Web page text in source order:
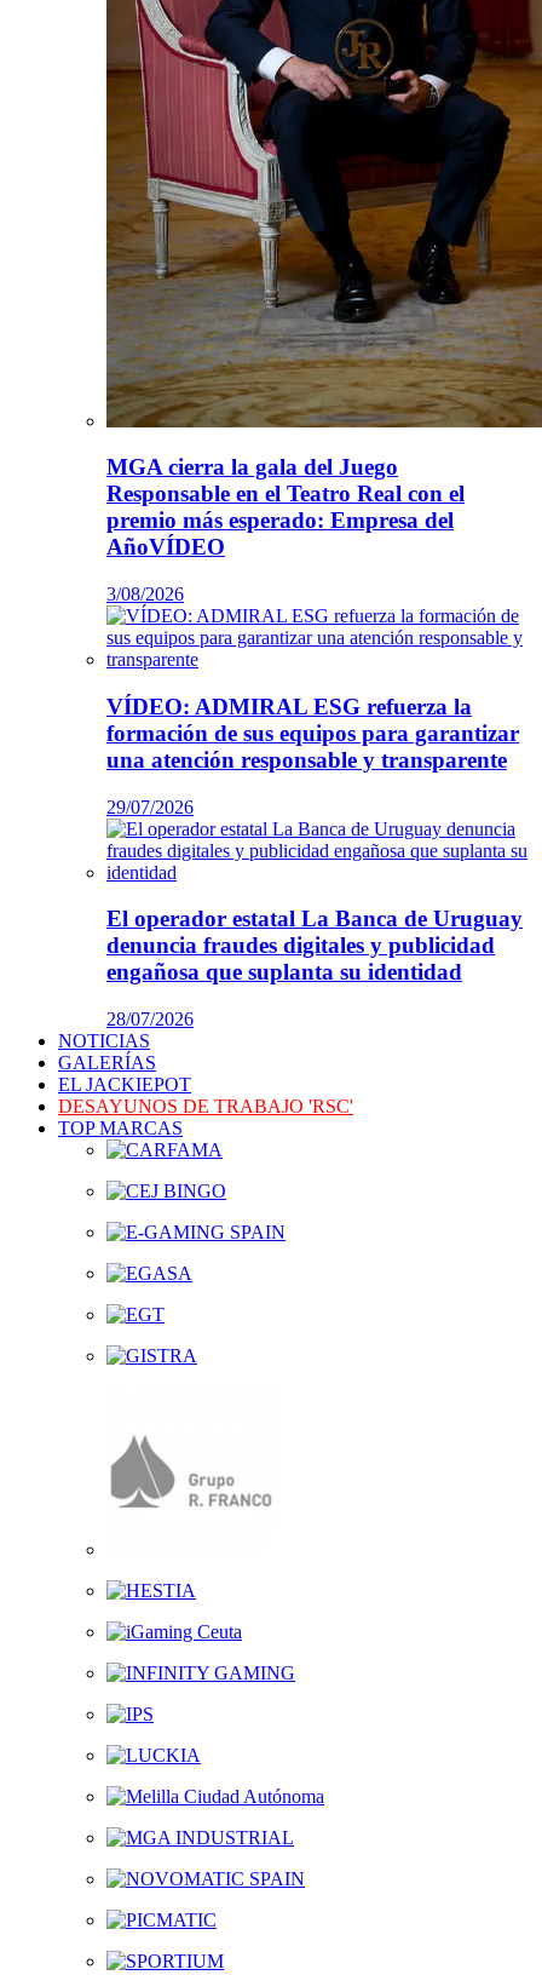
MGA cierra la gala del Juego
Responsable en el Teatro Real con el
premio más esperado: Empresa del
AñoVÍDEO
3/08/2026
VÍDEO: ADMIRAL ESG refuerza la
formación de sus equipos para garantizar
una atención responsable y transparente
29/07/2026
El operador estatal La Banca de Uruguay
denuncia fraudes digitales y publicidad
engañosa que suplanta su identidad
28/07/2026
NOTICIAS
GALERÍAS
EL JACKIEPOT
DESAYUNOS DE TRABAJO 'RSC'
TOP MARCAS